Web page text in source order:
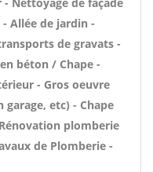
Allée de jardin -
de gravats -
béton / Chape -
- Gros oeuvre
etc) - Chape
plomberie
de Plomberie -